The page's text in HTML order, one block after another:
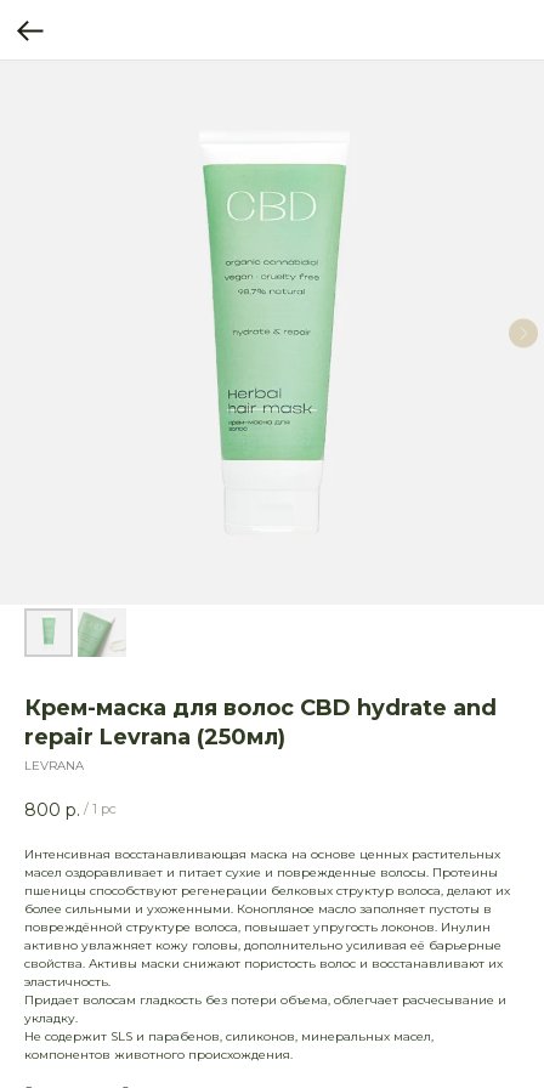
Крем-маска для волос CBD hydrate and
repair Levrana (250мл)
LEVRANA
800 р. / 1 pc
Интенсивная восстанавливающая маска на основе ценных растительных
масел оздоравливает и питает сухие и поврежденные волосы. Протеины
пшеницы способствуют регенерации белковых структур волоса, делают их
более сильными и ухоженными. Конопляное масло заполняет пустоты в
повреждённой структуре волоса, повышает упругость локонов. Инулин
активно увлажняет кожу головы, дополнительно усиливая её барьерные
свойства. Активы маски снижают пористость волос и восстанавливают их
эластичность.
Придает волосам гладкость без потери объема, облегчает расчесывание и
укладку.
Не содержит SLS и парабенов, силиконов, минеральных масел,
компонентов животного происхождения.